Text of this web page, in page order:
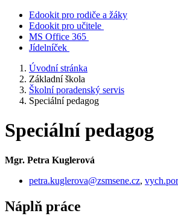
Edookit pro rodiče a žáky
Edookit pro učitele
MS Office 365
Jídelníček
Úvodní stránka
Základní škola
Školní poradenský servis
Speciální pedagog
Speciální pedagog
Mgr. Petra Kuglerová
petra.kuglerova@zsmsene.cz,
Náplň práce